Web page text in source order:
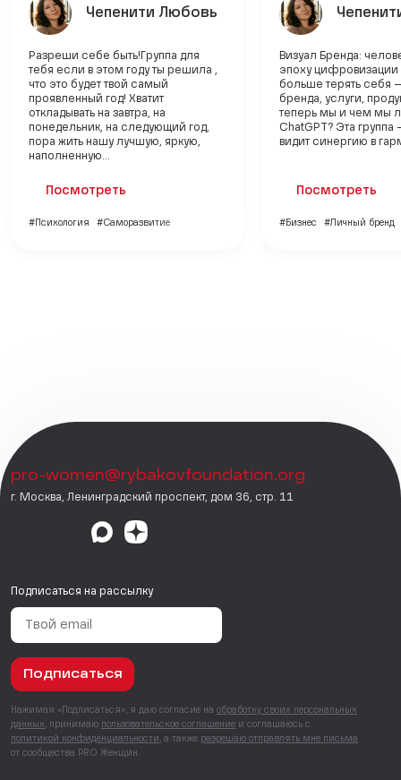
Чепенити Любовь
Разреши себе быть!Группа для
тебя если в этом году ты решила ,
что это будет твой самый
проявленный год! Хватит
откладывать на завтра, на
понедельник, на следующий год,
пора жить нашу лучшую, яркую,
наполненную...
Посмотреть
#Психология #Саморазвитие
Визуал Бренда:
эпоху
больше терять себя
бренда, услуги,
теперь мы и чем мы
ChatGPT? Эта группа
видит синергию в
Посмотреть
#Бизнес #Личный бренд
pro-women@rybakovfoundation.org
г. Москва, Ленинградский проспект, дом 36, стр. 11
Подписаться на рассылку
Подписаться
Нажимая «Подписаться», я даю согласие на обработку своих персональных
данных , принимаю пользовательское соглашение и соглашаюсь с
политикой конфиденциальности , а также разрешаю отправлять мне письма
от сообщества PRO Женщин.